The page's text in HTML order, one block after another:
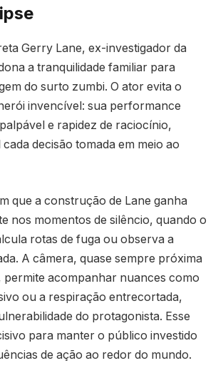
Gerry Lane, ex-investigador da
a tranquilidade familiar para
do surto zumbi. O ator evita o
invencível: sua performance
e rapidez de raciocínio,
decisão tomada em meio ao
que a construção de Lane ganha
nos momentos de silêncio, quando o
rotas de fuga ou observa a
A câmera, quase sempre próxima
permite acompanhar nuances como
ou a respiração entrecortada,
do protagonista. Esse
para manter o público investido
de ação ao redor do mundo.